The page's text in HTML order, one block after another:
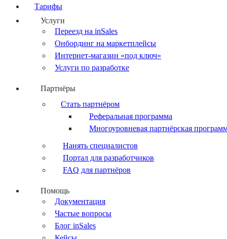
Тарифы
Услуги
Переезд на inSales
Онбординг на маркетплейсы
Интернет-магазин «под ключ»
Услуги по разработке
Партнёры
Стать партнёром
Реферальная программа
Многоуровневая партнёрская
Нанять специалистов
Портал для разработчиков
FAQ для партнёров
Помощь
Документация
Частые вопросы
Блог inSales